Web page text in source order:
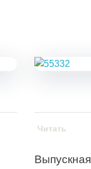
Выпускная
Читать